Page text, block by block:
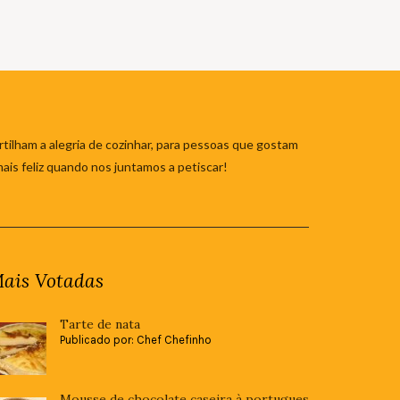
a alegria de cozinhar, para pessoas que gostam
feliz quando nos juntamos a petiscar!
Votadas
Tarte de nata
Publicado por: Chef Chefinho